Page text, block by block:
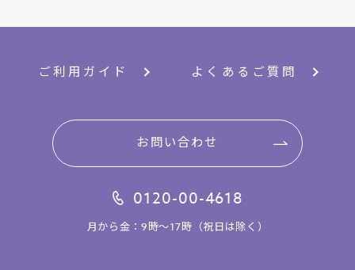
ご利用ガイド よくあるご質問
お問い合わせ
0120-00-4618
月から金：9時～17時（祝日は除く）